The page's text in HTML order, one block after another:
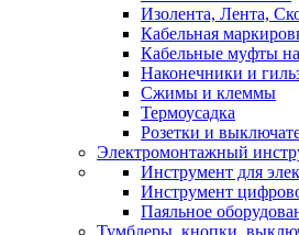
Изолента, Лента,
Кабельная
Кабельные муфты
Наконечники и
Сжимы и клеммы
Термоусадка
Розетки и
Электромонтажный
Инструмент для
Инструмент
Паяльное
Тумблеры, кнопки,